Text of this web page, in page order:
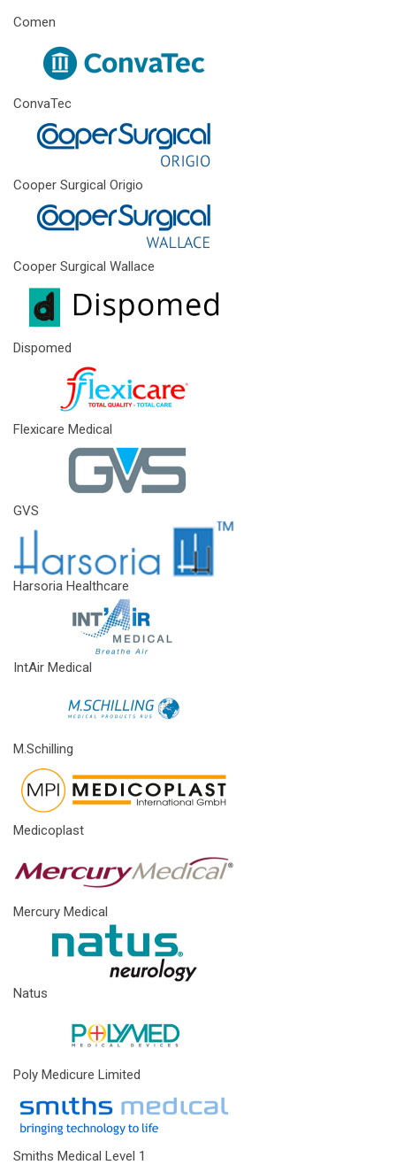
Comen
ConvaTec
Cooper Surgical Origio
Cooper Surgical Wallace
Dispomed
Flexicare Medical
GVS
Harsoria Healthcare
IntAir Medical
M.Schilling
Medicoplast
Mercury Medical
Natus
Poly Medicure Limited
Smiths Medical Level 1